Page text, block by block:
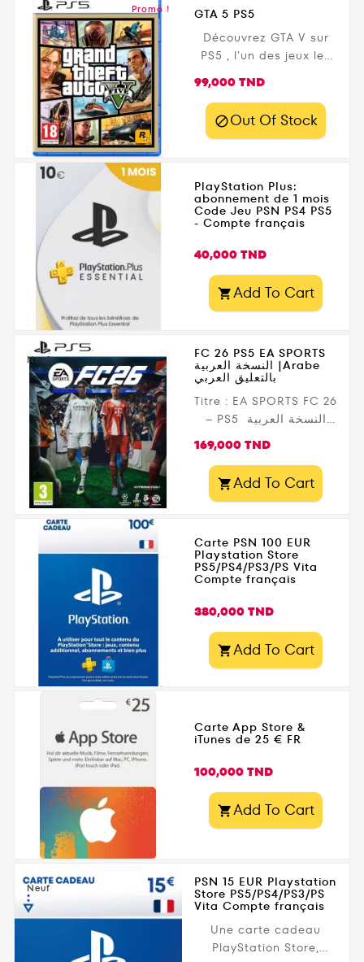
Promo !
GTA 5 PS5
Découvrez GTA V sur
PS5 , l'un des jeux les
tous les temps !
Rockstar Games , cette
des graphismes en 4K ,
une fluidité à 60 FPS ,
des temps de
chargement ultra-
rapides , et une
grâce à la manette
DualSense . Explorez
captivante ou plongez
dans le...
Prix
99,000 TND
Out Of Stock
PlayStation Plus:
abonnement de 1 mois
Code Jeu PSN PS4 PS5
- Compte français
Prix
40,000 TND
Add To Cart
Neuf FC 26 PS5 EA SPORTS
النسخة العربية |Arabe
بالتعليق العربي
Titre : EA SPORTS FC 26
– PS5 النسخة العربية
Éditeur : Electronic Arts
Date de sortie : 26
septembre 2025 Accès
Gamezone.tn : avec
livraison rapide en
Tunisie
Prix
169,000 TND
Add To Cart
Carte PSN 100 EUR
Playstation Store
PS5/PS4/PS3/PS Vita
Compte français
Prix
380,000 TND
Add To Cart
Carte App Store &
iTunes de 25 € FR
Prix
100,000 TND
Add To Cart
Neuf PSN 15 EUR Playstation
Store PS5/PS4/PS3/PS
Vita Compte français
Une carte cadeau
PlayStation Store,